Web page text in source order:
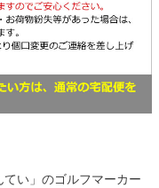
い」のゴルフマーカー